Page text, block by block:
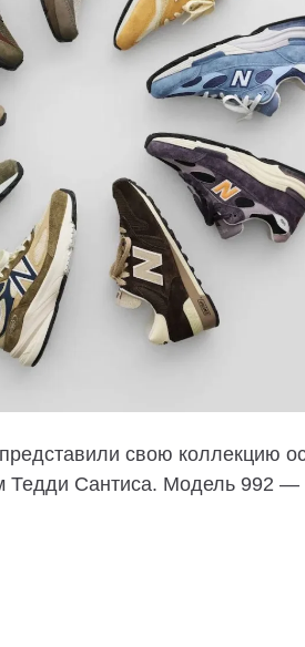
свою коллекцию
Сантиса. Модель 992 —